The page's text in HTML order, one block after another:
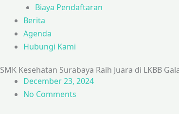
Biaya Pendaftaran
Berita
Agenda
Hubungi Kami
SMK Kesehatan Surabaya Raih Juara di LKBB
December 23, 2024
No Comments